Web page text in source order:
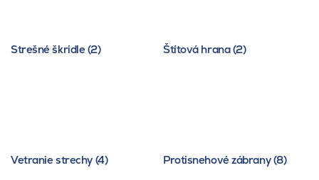
Strešné škridle (2) Štítová hrana (2)
Vetranie strechy (4) Protisnehové zábrany (8)